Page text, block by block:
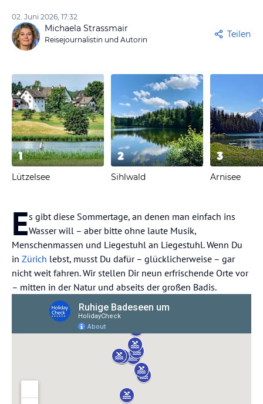
02. Juni 2026, 17:32
Michaela Strassmair
Reisejournalistin und Autorin
Teilen
1
Lützelsee
2
Sihlwald
3
Arnisee
Es gibt diese Sommertage, an denen man einfach ins
Wasser will – aber bitte ohne laute Musik,
Menschenmassen und Liegestuhl an Liegestuhl. Wenn Du
in Zürich lebst, musst Du dafür – glücklicherweise – gar
nicht weit fahren. Wir stellen Dir neun erfrischende Orte vor
– mitten in der Natur und abseits der großen Badis.